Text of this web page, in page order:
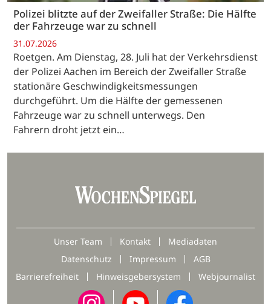
Polizei blitzte auf der Zweifaller Straße: Die Hälfte
der Fahrzeuge war zu schnell
31.07.2026
Roetgen. Am Dienstag, 28. Juli hat der Verkehrsdienst
der Polizei Aachen im Bereich der Zweifaller Straße
stationäre Geschwindigkeitsmessungen
durchgeführt. Um die Hälfte der gemessenen
Fahrzeuge war zu schnell unterwegs. Den
Fahrern droht jetzt ein…
Unser Team Kontakt
Mediadaten
Datenschutz
Impressum
AGB
Barrierefreiheit
Hinweisgebersystem Webjournalist